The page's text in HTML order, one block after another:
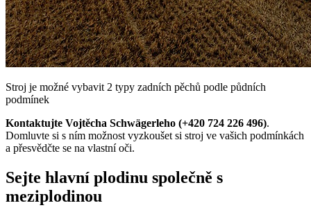
Stroj je možné vybavit 2 typy zadních pěchů podle půdních
podmínek
Kontaktujte Vojtěcha Schwägerleho (+420 724 226 496).
Domluvte si s ním možnost vyzkoušet si stroj ve vašich podmínkách
a přesvědčte se na vlastní oči.
Sejte hlavní plodinu společně s
meziplodinou